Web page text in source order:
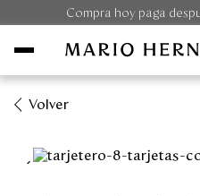
Compra hoy paga
Volver